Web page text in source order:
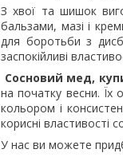
З хвої та шишок
бальзами, мазі і
для боротьби з
заспокійливі
Сосновий мед,
на початку весни.
кольором і
корисні властивості
У нас ви можете